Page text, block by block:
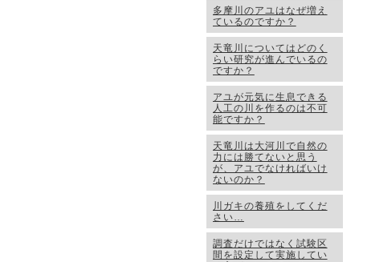
多摩川のアユはなぜ増え
ているのですか？
天竜川についてはどのく
らい研究が進んでいるの
ですか？
アユが元気に生息できる
人工の川を作るのは不可
能ですか？
天竜川は大河川で自然の
力には勝てないと思う
が、アユでなければいけ
ないのか？
川ガキの養殖をしてくだ
さい…
調査だけではなく試験区
間を設定して実施してい